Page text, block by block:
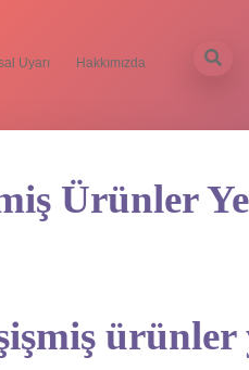
Uyarı Hakkımızda
Ürünler